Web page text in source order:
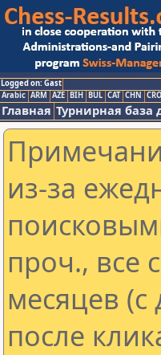
Logged on: Gast
Arabic ARM AZE BIH BUL CAT CHN CRO
Главная Турнирная база
из-за
проч., все
месяцев
после